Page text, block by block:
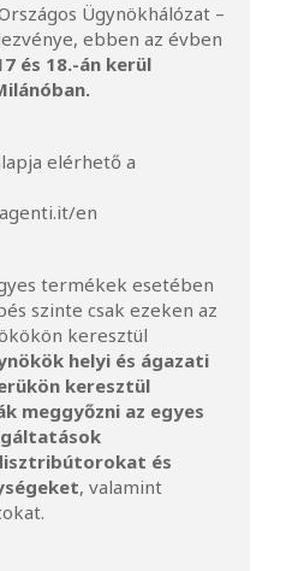
Ügynökhálózat –
ebben az évben
és 18.-án kerül
elérhető a
en
termékek esetében
szinte csak ezeken az
keresztül
helyi és ágazati
keresztül
meggyőzni az egyes
és
, valamint